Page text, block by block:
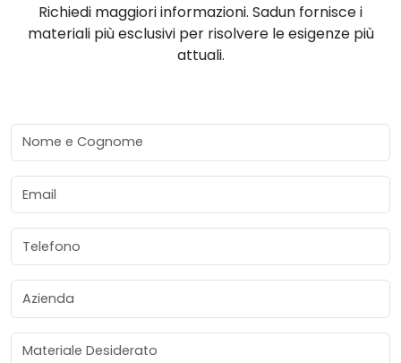
Richiedi maggiori informazioni. Sadun fornisce i
materiali più esclusivi per risolvere le esigenze più
attuali.
Nome e Cognome
Email
Telefono
Azienda
Materiale Desiderato